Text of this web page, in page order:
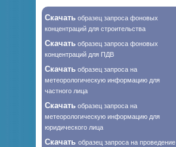
Скачать образец запроса фоновых
концентраций для строительства
Скачать образец запроса фоновых
концентраций для ПДВ
Скачать образец запроса на
метеорологическую информацию для
частного лица
Скачать образец запроса на
метеорологическую информацию для
юридического лица
Скачать образец запроса на проведение